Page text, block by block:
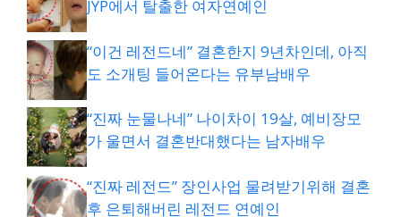
JYP에서 탈출한 여자연예인
“이건 레전드네” 결혼한지 9년차인데, 아직
도 소개팅 들어온다는 유부남배우
“진짜 눈물나네” 나이차이 19살, 예비장모
가 울면서 결혼반대했다는 남자배우
“진짜 레전드” 장인사업 물려받기위해 결혼
후 은퇴해버린 레전드 연예인